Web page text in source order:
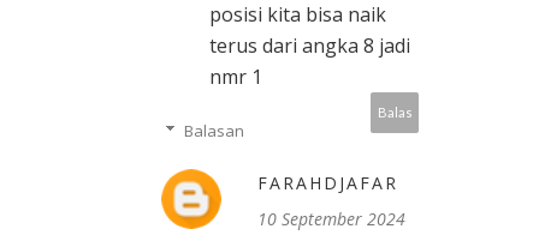
posisi kita bisa naik
terus dari angka 8 jadi
nmr 1
Balas
Balasan
FARAHDJAFAR
10 September 2024